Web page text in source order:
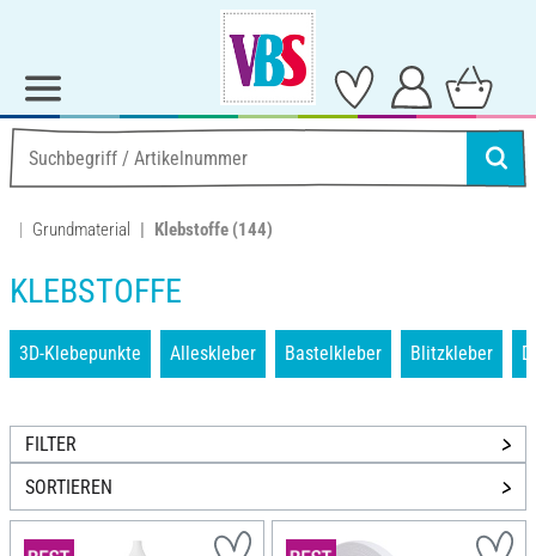
Grundmaterial Klebstoffe (144)
KLEBSTOFFE
3D-Klebepunkte Alleskleber Bastelkleber Blitzkleber
FILTER
SORTIEREN